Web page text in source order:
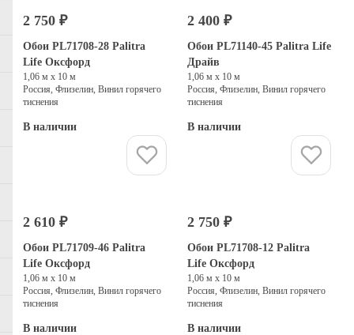
2 750 ₽
Обои PL71708-28 Palitra
Life Оксфорд
1,06 м х 10 м
Россия, Флизелин, Винил горячего
тиснения
В наличии
2 400 ₽
Обои PL71140-45 Palitra Life
Драйв
1,06 м х 10 м
Россия, Флизелин, Винил горячего
тиснения
В наличии
2 610 ₽
Обои PL71709-46 Palitra
Life Оксфорд
1,06 м х 10 м
Россия, Флизелин, Винил горячего
тиснения
В наличии
2 750 ₽
Обои PL71708-12 Palitra
Life Оксфорд
1,06 м х 10 м
Россия, Флизелин, Винил горячего
тиснения
В наличии